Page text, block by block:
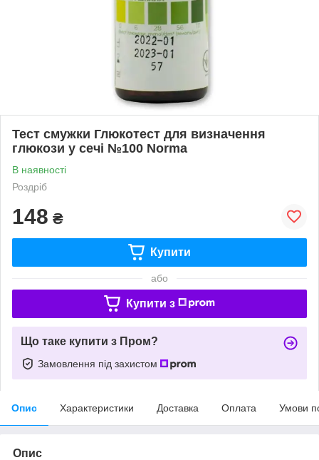
Тест смужки Глюкотест для визначення
глюкози у сечі №100 Norma
В наявності
Роздріб
148 ₴
Купити
або
Купити з
Що таке купити з Пром?
Замовлення під захистом
Опис Характеристики Доставка Оплата Умови
Опис